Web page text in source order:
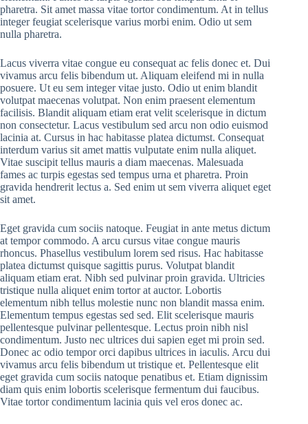
pharetra. Sit amet massa vitae tortor condimentum. At in tellus
integer feugiat scelerisque varius morbi enim. Odio ut sem
nulla pharetra.
Lacus viverra vitae congue eu consequat ac felis donec et. Dui
vivamus arcu felis bibendum ut. Aliquam eleifend mi in nulla
posuere. Ut eu sem integer vitae justo. Odio ut enim blandit
volutpat maecenas volutpat. Non enim praesent elementum
facilisis. Blandit aliquam etiam erat velit scelerisque in dictum
non consectetur. Lacus vestibulum sed arcu non odio euismod
lacinia at. Cursus in hac habitasse platea dictumst. Consequat
interdum varius sit amet mattis vulputate enim nulla aliquet.
Vitae suscipit tellus mauris a diam maecenas. Malesuada
fames ac turpis egestas sed tempus urna et pharetra. Proin
gravida hendrerit lectus a. Sed enim ut sem viverra aliquet eget
sit amet.
Eget gravida cum sociis natoque. Feugiat in ante metus dictum
at tempor commodo. A arcu cursus vitae congue mauris
rhoncus. Phasellus vestibulum lorem sed risus. Hac habitasse
platea dictumst quisque sagittis purus. Volutpat blandit
aliquam etiam erat. Nibh sed pulvinar proin gravida. Ultricies
tristique nulla aliquet enim tortor at auctor. Lobortis
elementum nibh tellus molestie nunc non blandit massa enim.
Elementum tempus egestas sed sed. Elit scelerisque mauris
pellentesque pulvinar pellentesque. Lectus proin nibh nisl
condimentum. Justo nec ultrices dui sapien eget mi proin sed.
Donec ac odio tempor orci dapibus ultrices in iaculis. Arcu dui
vivamus arcu felis bibendum ut tristique et. Pellentesque elit
eget gravida cum sociis natoque penatibus et. Etiam dignissim
diam quis enim lobortis scelerisque fermentum dui faucibus.
Vitae tortor condimentum lacinia quis vel eros donec ac.